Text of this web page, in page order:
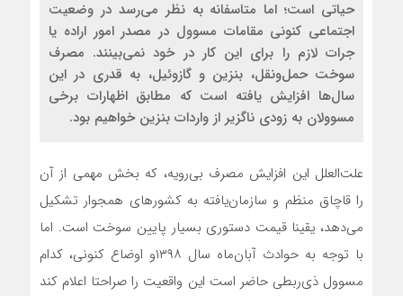
حیاتی است؛ اما متاسفانه به نظر می‌رسد در وضعیت
اجتماعی کنونی مقامات مسوول در مصدر امور اراده یا
جرات لازم را برای این کار در خود نمی‌بینند. مصرف
سوخت حمل‌ونقل، بنزین و گازوئیل، به قدری در این
سال‌ها افزایش یافته است که مطابق اظهارات برخی
مسوولان به زودی ناگزیر از واردات بنزین خواهیم بود.
علت‌العلل این افزایش مصرف بی‌رویه، که بخش مهمی از آن
را قاچاق منظم و سازمان‌یافته به کشورهای همجوار تشکیل
می‌دهد، یقینا قیمت دستوری بسیار پایین سوخت است. اما
با توجه به حوادث آبان‌ماه سال ۱۳۹۸و اوضاع کنونی، کدام
مسوول ذی‌ربطی حاضر است این واقعیت را صراحتا اعلام کند